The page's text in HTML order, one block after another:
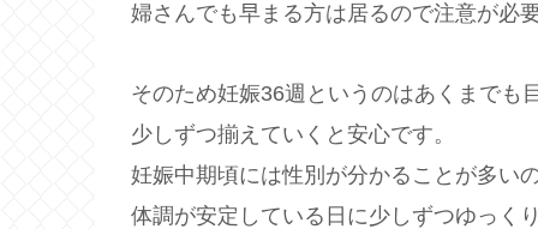
婦さんでも早まる方は居るので注意が必
そのため妊娠36週というのはあくまでも
少しずつ揃えていくと安心です。
妊娠中期頃には性別が分かることが多い
体調が安定している日に少しずつゆっく